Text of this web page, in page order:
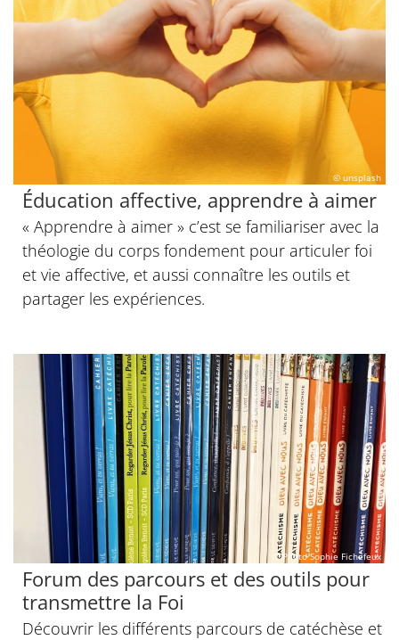
© unsplash
Éducation affective, apprendre à aimer
« Apprendre à aimer » c’est se familiariser avec la
théologie du corps fondement pour articuler foi
et vie affective, et aussi connaître les outils et
partager les expériences.
© Photo Sophie Fichefeux
Forum des parcours et des outils pour
transmettre la Foi
Découvrir les différents parcours de catéchèse et